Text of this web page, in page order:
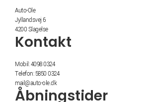
Auto-Ole
Jyllandsvej 6
4200 Slagelse
Kontakt
Mobil: 4098 0324
Telefon: 5850 0324
mail@auto-ole.dk
Åbningstider